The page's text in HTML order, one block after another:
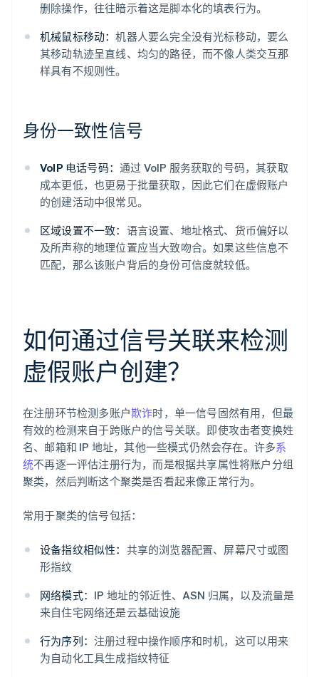
删除操作，往往暗示着这是脚本化的填表行为。
机械鼠标移动：机器人要么完全没有光标移动，要么
其移动轨迹呈直线、均匀的路径，而不像人类交互那
样具有不规则性。
身份一致性信号
VoIP 电话号码： 通过 VoIP 服务获取的号码，其获取
成本更低，也更易于批量获取，因此它们在虚假账户
的创建活动中很常见。
区域设置不一致： 语言设置、地址格式、货币偏好以
及所声称的地理位置应当大致吻合。如果这些信息不
匹配，那么该账户背后的身份可信度就较低。
如何通过信号关联来检测
虚假账户创建？
在注册环节检测多账户欺诈时，单一信号固然有用，但最
有效的检测来自于跨账户的信号关联。即使攻击者变换姓
名、邮箱和 IP 地址，其他一些模式仍然会存在。许多系
统不再逐一评估注册行为，而是根据共享属性将账户分组
聚类，然后判断这个聚类是否看起来像正常行为。
常用于聚类的信号包括：
设备指纹相似性： 共享的浏览器配置、屏幕尺寸或图
形指纹
网络模式： IP 地址的邻近性、ASN 归属，以及流量是
来自住宅网络还是云基础设施
行为序列： 注册过程中操作顺序和时机，这可以用来
为自动化工具生成指纹特征